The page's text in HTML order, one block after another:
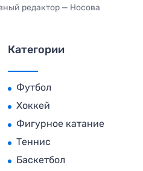
редактор — Носова
Категории
Футбол
Хоккей
Фигурное катание
Теннис
Баскетбол